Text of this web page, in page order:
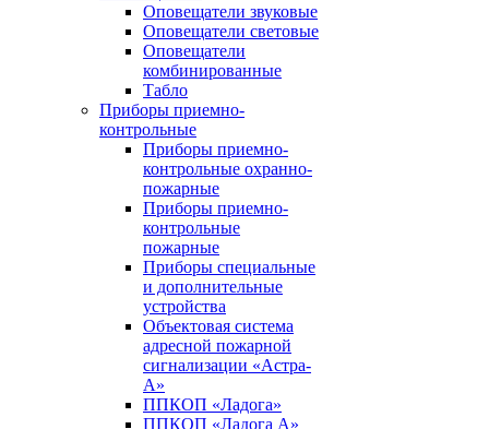
Оповещатели звуковые
Оповещатели световые
Оповещатели
комбинированные
Табло
Приборы приемно-
контрольные
Приборы приемно-
контрольные охранно-
пожарные
Приборы приемно-
контрольные
пожарные
Приборы специальные
и дополнительные
устройства
Объектовая система
адресной пожарной
сигнализации «Астра-
А»
ППКОП «Ладога»
ППКОП «Ладога А»